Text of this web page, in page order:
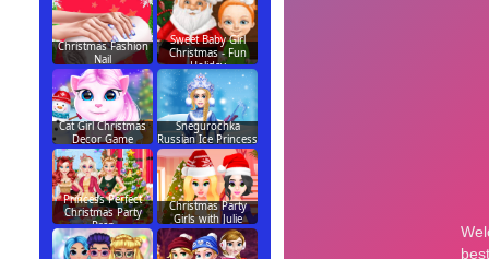
Christmas Fashion
Nail
Sweet Baby Girl
Christmas - Fun
Holiday
Cat Girl Christmas
Decor Game
Snegurochka
Russian Ice Princess
Princess Perfect
Christmas Party
Prep
Christmas Party
Girls with Julie